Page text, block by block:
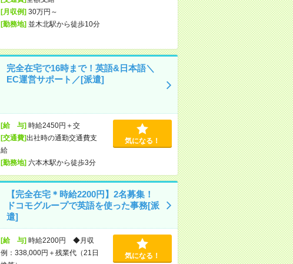
[月収例]30万円～
[勤務地]並木北駅から徒歩10分
完全在宅で16時まで！英語&日本語＼
EC運営サポート／[派遣]
[給 与]時給2450円＋交
[交通費]出社時の通勤交通費支
給
[勤務地]六本木駅から徒歩3分
気になる！
【完全在宅＊時給2200円】2名募集！
ドコモグループで英語を使った事務[派
遣]
[給 与]時給2200円 ◆月収
例：338,000円＋残業代（21日
気になる！